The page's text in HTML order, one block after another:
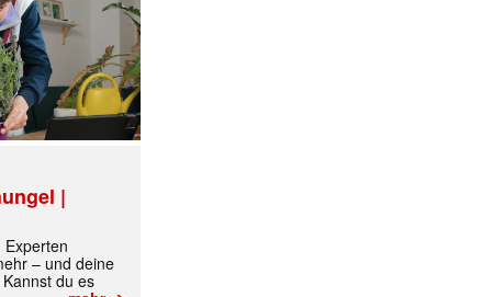
|
Experten
– und deine
du es